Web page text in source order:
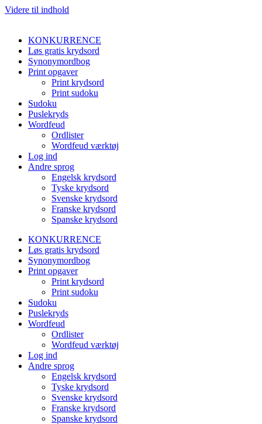
Videre til indhold
KONKURRENCE
Løs gratis krydsord
Synonymordbog
Print opgaver
Print krydsord
Print sudoku
Sudoku
Puslekryds
Wordfeud
Ordlister
Wordfeud værktøj
Log ind
Andre sprog
Engelsk krydsord
Tyske krydsord
Svenske krydsord
Franske krydsord
Spanske krydsord
KONKURRENCE
Løs gratis krydsord
Synonymordbog
Print opgaver
Print krydsord
Print sudoku
Sudoku
Puslekryds
Wordfeud
Ordlister
Wordfeud værktøj
Log ind
Andre sprog
Engelsk krydsord
Tyske krydsord
Svenske krydsord
Franske krydsord
Spanske krydsord